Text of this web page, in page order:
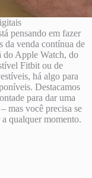
pensando em fazer
da venda contínua de
do Apple Watch, do
Fitbit ou de
há algo para
Destacamos
para dar uma
mas você precisa se
a qualquer momento.